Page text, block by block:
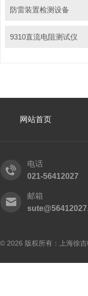
防雷装置检测设备
9310直流电阻测试仪
网站首页
电话
021-56412027
邮箱
© 2026 版权所有：上海徐